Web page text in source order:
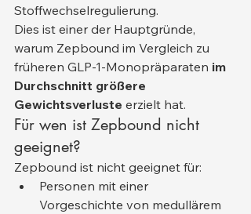
Stoffwechselregulierung.
Dies ist einer der Hauptgründe,
warum Zepbound im Vergleich zu
früheren GLP-1-Monopräparaten im
Durchschnitt größere
Gewichtsverluste erzielt hat.
Für wen ist Zepbound nicht
geeignet?
Zepbound ist nicht geeignet für:
Personen mit einer
Vorgeschichte von medullärem